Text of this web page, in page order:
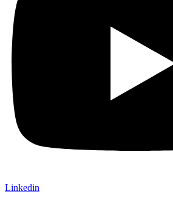
Linkedin